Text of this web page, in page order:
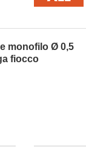
monofilo Ø 0,5
fiocco